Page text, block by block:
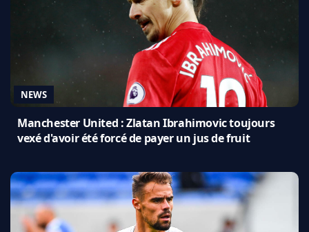
NEWS
Manchester United : Zlatan Ibrahimovic toujours
vexé d'avoir été forcé de payer un jus de fruit